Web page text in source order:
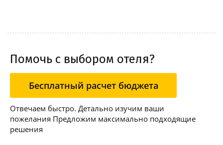
Помочь с выбором отеля?
Бесплатный расчет бюджета
Отвечаем быстро. Детально изучим ваши
пожелания Предложим максимально подходящие
решения